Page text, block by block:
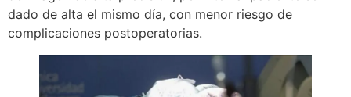
dado de alta el mismo día, con menor riesgo de
complicaciones postoperatorias.